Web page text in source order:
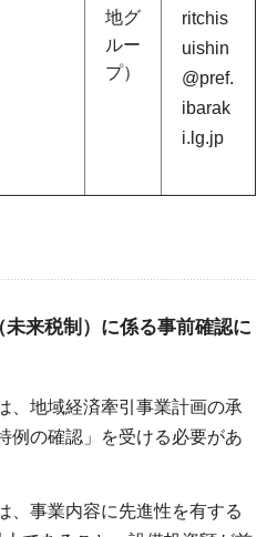
地グ
ルー
プ）
ritchis
uishin
@pref.
ibarak
i.lg.jp
来税制）に係る事前確認に
、地域経済牽引事業計画の承
例の確認」を受ける必要があ
、事業内容に先進性を有する